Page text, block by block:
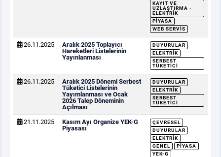
KAYIT VE
UZLAŞTIRMA -
ELEKTRIK
PIYASA
WEB SERVIS
26.11.2025
Aralık 2025 Toplayıcı
Hareketleri Listelerinin
Yayınlanması
DUYURULAR
ELEKTRIK
SERBEST
TÜKETICI
26.11.2025
Aralık 2025 Dönemi Serbest
Tüketici Listelerinin
Yayımlanması ve Ocak
2026 Talep Döneminin
Açılması
DUYURULAR
ELEKTRIK
SERBEST
TÜKETICI
21.11.2025
Kasım Ayı Organize YEK-G
Piyasası
ÇEVRESEL
DUYURULAR
ELEKTRIK
GENEL
PIYASA
YEK-G